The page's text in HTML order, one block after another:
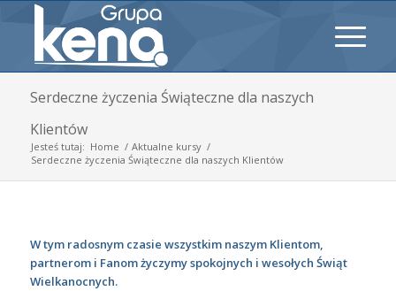
Serdeczne życzenia Świąteczne dla naszych
Klientów
Jesteś tutaj: Home / Aktualne kursy /
Serdeczne życzenia Świąteczne dla naszych Klientów
W tym radosnym czasie wszystkim naszym Klientom,
partnerom i Fanom życzymy spokojnych i wesołych Świąt
Wielkanocnych.